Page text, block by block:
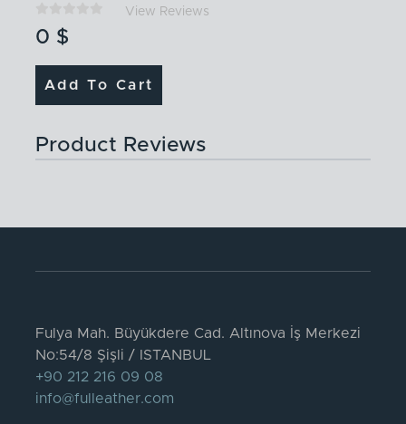
View Reviews
0 $
Add To Cart
Product Reviews
Fulya Mah. Büyükdere Cad. Altınova İş Merkezi
No:54/8 Şişli / ISTANBUL
+90 212 216 09 08
info@fulleather.com